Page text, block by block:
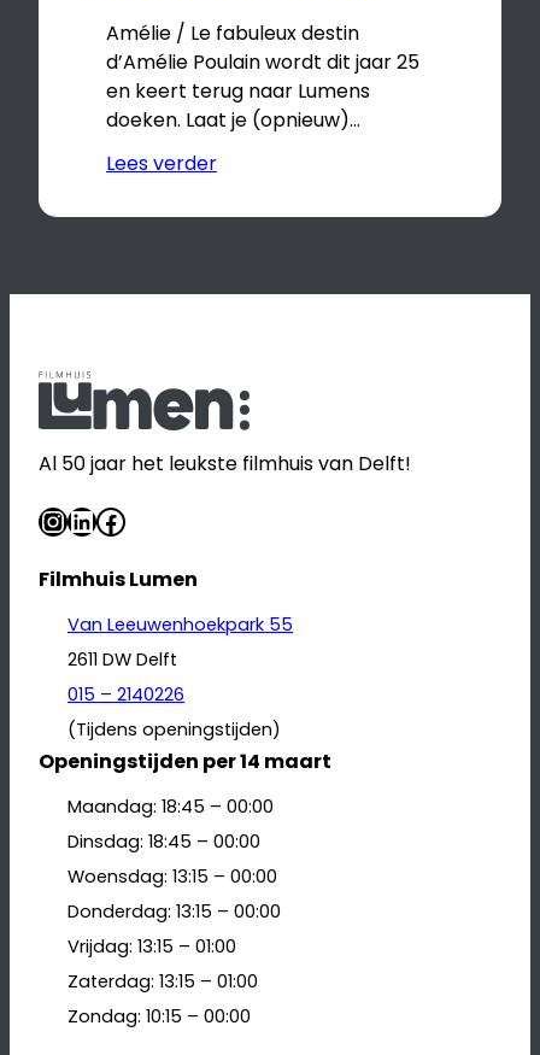
Amélie / Le fabuleux destin
d’Amélie Poulain wordt dit jaar 25
en keert terug naar Lumens
doeken. Laat je (opnieuw)…
Lees verder
Al 50 jaar het leukste filmhuis van Delft!
InstagramLinkedIn Facebook
Filmhuis Lumen
Van Leeuwenhoekpark 55
2611 DW Delft
015 – 2140226
(Tijdens openingstijden)
Openingstijden per 14 maart
Maandag: 18:45 – 00:00
Dinsdag: 18:45 – 00:00
Woensdag: 13:15 – 00:00
Donderdag: 13:15 – 00:00
Vrijdag: 13:15 – 01:00
Zaterdag: 13:15 – 01:00
Zondag: 10:15 – 00:00